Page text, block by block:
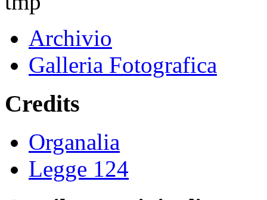
Archivio
Galleria Fotografica
Credits
Organalia
Legge 124